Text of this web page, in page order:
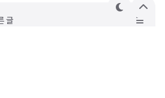
글
테
상
단